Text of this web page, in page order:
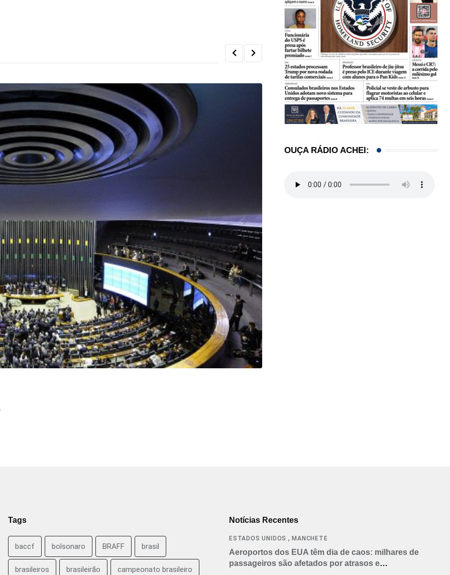
ANTONIO TOZZI,OPINIÃO
Brasil deve ratificar igualdade salarial entre
08/03/2023
OUÇA RÁDIO ACHEI:
Tags
baccf bolsonaro BRAFF brasil
brasileiros brasileirão campeonato brasileiro
Notícias Recentes
ESTADOS UNIDOS ,MANCHETE
Aeroportos dos EUA têm dia de caos: milhares de
passageiros são afetados por atrasos e